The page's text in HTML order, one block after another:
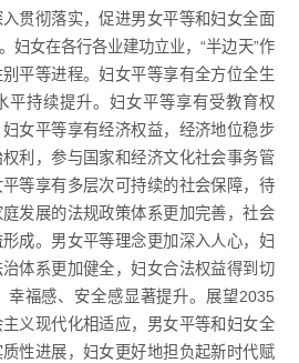
彻落实，促进男女平等和妇女全面
妇女在各行各业建功立业，“半边天”作
平等进程。妇女平等享有全方位全生
平持续提升。妇女平等享有受教育权
女平等享有经济权益，经济地位稳步
利，参与国家和经济文化社会事务管
等享有多层次可持续的社会保障，待
发展的法规政策体系更加完善，社会
成。男女平等理念更加深入人心，妇
体系更加健全，妇女合法权益得到切
幸福感、安全感显著提升。展望2035
义现代化相适应，男女平等和妇女全
性进展，妇女更好地担负起新时代赋